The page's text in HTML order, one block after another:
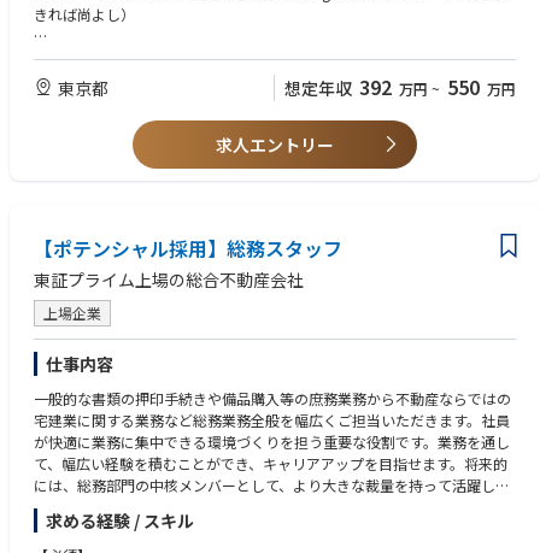
る「バックオフィスのプロフェッショナル」として活躍していただきたい
と考えています。
【具体的には】
・庶務業務全般（押印、承認等）
・車両管理（社用車の維持管理、予約管理等）
・宅建業に関する管理業務
・物品購入、手配
〈組織構成〉
総務部メンバーは17名程度（うち6割が女性）。
年齢層は20代前半～30代前半が中心で比較的若いメンバーが多く新卒と中
途の割合は半々となります。
きれば尚よし）
【歓迎】
・総務、庶務業務の経験がある方（未経験でも可）
・宅建士資格保有者
・車両管理の経験がある方
・多岐にわたる業務を効率的に遂行できる方
東京都 想定年収 392 万円 ~ 550 万円
求人エントリー
【ポテンシャル採用】総務スタッフ
東証プライム上場の総合不動産会社
上場企業
仕事内容
一般的な書類の押印手続きや備品購入等の庶務業務から不動産ならではの
宅建業に関する業務など総務業務全般を幅広くご担当いただきます。社員
が快適に業務に集中できる環境づくりを担う重要な役割です。業務を通し
て、幅広い経験を積むことができ、キャリアアップを目指せます。将来的
には、総務部門の中核メンバーとして、より大きな裁量を持って活躍して
いただくことを期待しています。
求める経験 / スキル